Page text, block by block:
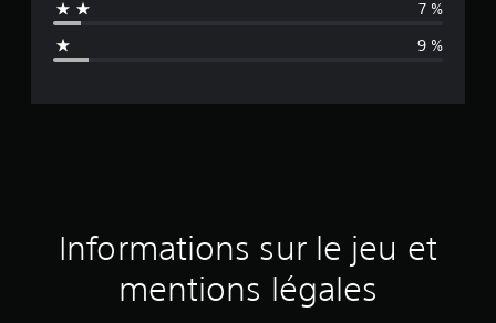
n
d
a
7 %
9 %
Informations sur le jeu et
mentions légales